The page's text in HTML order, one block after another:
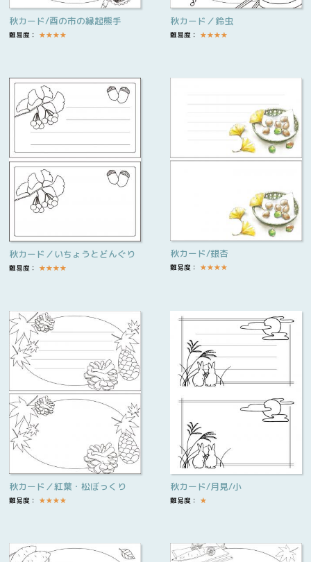
秋カード/酉の市の縁起熊手
難易度： ★★★★
秋カード／鈴虫
難易度： ★★★★
秋カード／いちょうとどんぐり
難易度： ★★★★
秋カード/銀杏
難易度： ★★★★
秋カード／紅葉・松ぼっくり
難易度： ★★★★
秋カード/月見/小
難易度： ★